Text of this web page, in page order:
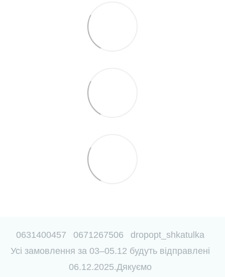
0631400457 0671267506
dropopt_shkatulka
Усі замовлення за 03–05.12 будуть відправлені
06.12.2025.Дякуємо